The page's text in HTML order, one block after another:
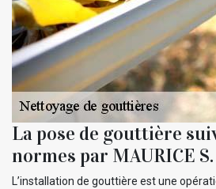
La pose de gouttière
normes par MAURICE S.
L’installation de gouttière est une